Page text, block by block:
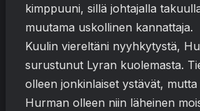
kimppuuni, sillä johtajalla
muutama uskollinen kannattaja.
Kuulin viereltäni nyyhkytystä,
surustunut Lyran kuolemasta.
olleen jonkinlaiset ystävät,
Hurman olleen niin läheinen